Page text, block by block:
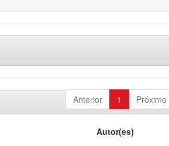
Anterior 1 Próximo
Autor(es)